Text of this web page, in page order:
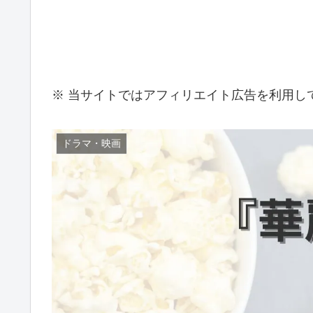
※ 当サイトではアフィリエイト広告を利用し
ドラマ・映画